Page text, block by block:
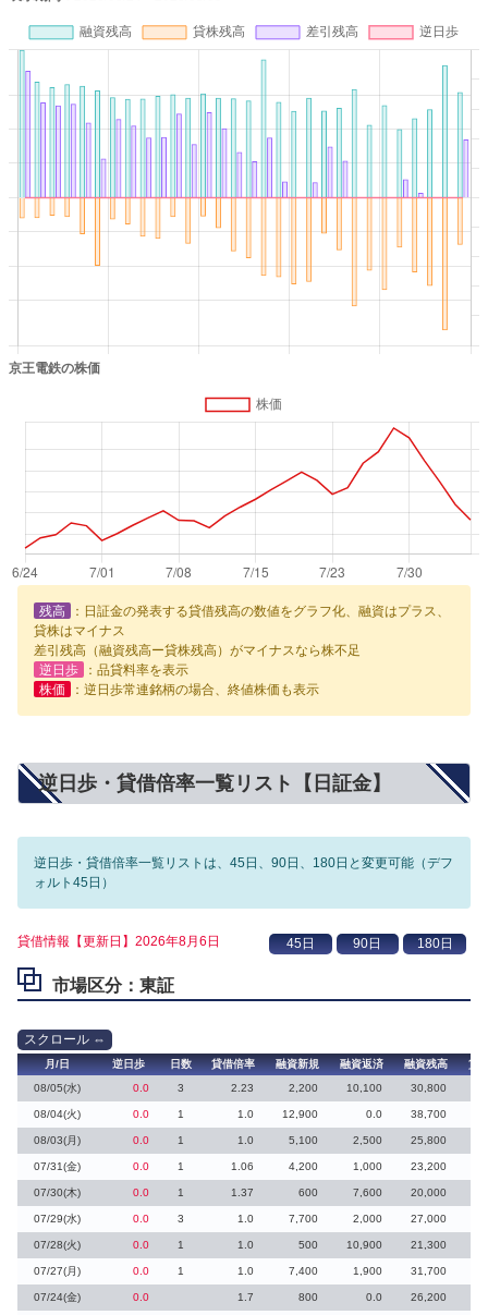
残高
：日証金の発表する貸借残高の数値をグラフ化、融資はプラス、
貸株はマイナス
差引残高（融資残高ー貸株残高）がマイナスなら株不足
逆日歩
：品貸料率を表示
株価
：逆日歩常連銘柄の場合、終値株価も表示
逆日歩・貸借倍率一覧リスト【日証金】
逆日歩・貸借倍率一覧リストは、45日、90日、180日と変更可能（デフ
ォルト45日）
貸借情報【更新日】2026年8月6日
市場区分：東証
月/日 逆日歩 日数 貸借倍率 融資新規 融資返済 融資残高
貸
08/05(水)
0.0 3 2.23 2,200 10,100 30,800
08/04(火) 0.0 1 1.0 12,900 0.0 38,700
08/03(月) 0.0 1 1.0 5,100 2,500 25,800
07/31(金) 0.0 1 1.06 4,200 1,000 23,200
07/30(木) 0.0 1 1.37 600 7,600 20,000
07/29(水) 0.0 3 1.0 7,700 2,000 27,000
07/28(火) 0.0 1 1.0 500 10,900 21,300
07/27(月) 0.0 1 1.0 7,400 1,900 31,700
07/24(金) 0.0 1.7 800 0.0 26,200